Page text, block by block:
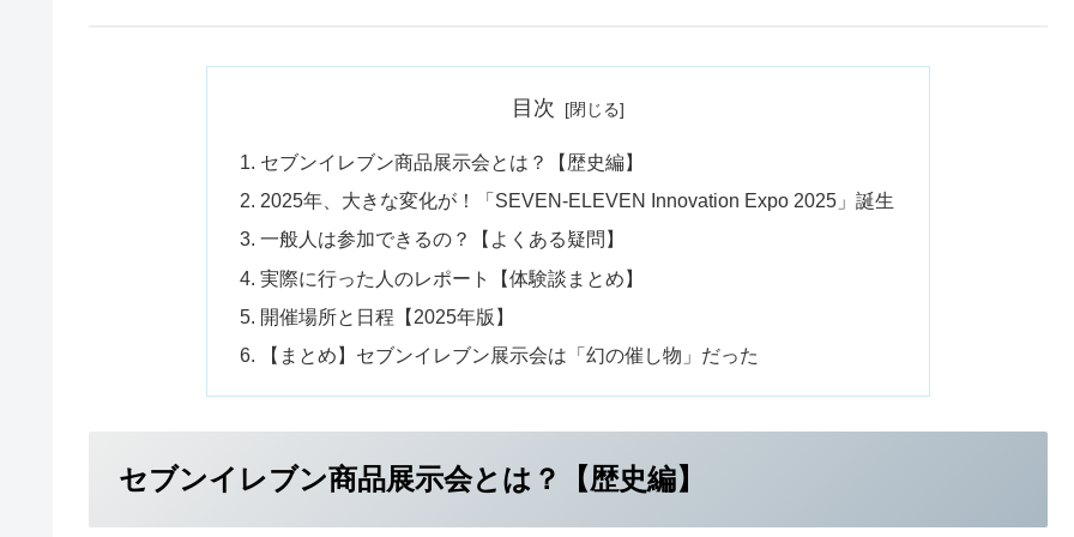
目次
セブンイレブン商品展示会とは？【歴史編】
2025年、大きな変化が！「SEVEN-ELEVEN Innovation Expo 2025」誕生
一般人は参加できるの？【よくある疑問】
実際に行った人のレポート【体験談まとめ】
開催場所と日程【2025年版】
【まとめ】セブンイレブン展示会は「幻の催し物」だった
セブンイレブン商品展示会とは？【歴史編】